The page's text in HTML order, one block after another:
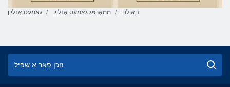
גאַמעס אָנליין ממאָרפּג גאַמעס אָנליין האַולם